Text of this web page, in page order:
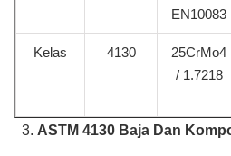
EN10083
Kelas 4130
25CrMo4
/ 1.7218
ASTM 4130 Baja Dan